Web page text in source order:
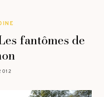
fantômes de